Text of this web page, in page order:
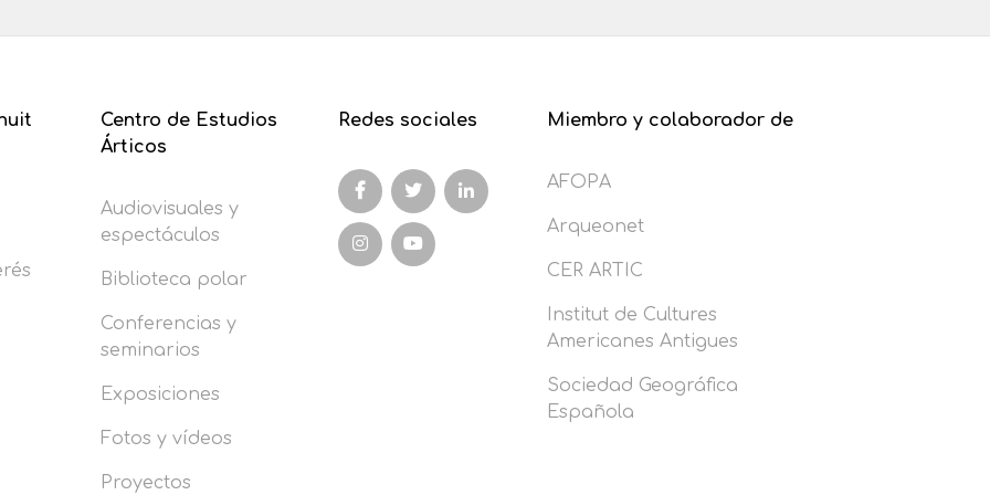
Centro de Estudios
Árticos
Audiovisuales y
espectáculos
Biblioteca polar
Conferencias y
seminarios
Exposiciones
Fotos y vídeos
Proyectos
Redes sociales Miembro y colaborador de
AFOPA
Arqueonet
CER ARTIC
Institut de Cultures
Americanes Antigues
Sociedad Geográfica
Española